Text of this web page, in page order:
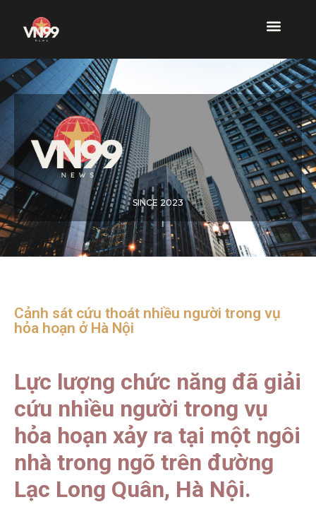
SINCE 2023
Cảnh sát cứu thoát nhiều người trong vụ
hỏa hoạn ở Hà Nội
Lực lượng chức năng đã giải
cứu nhiều người trong vụ
hỏa hoạn xảy ra tại một ngôi
nhà trong ngõ trên đường
Lạc Long Quân, Hà Nội.